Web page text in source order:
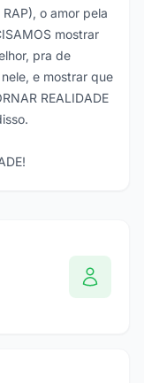
o amor pela
mostrar
pra de
e mostrar que
REALIDADE